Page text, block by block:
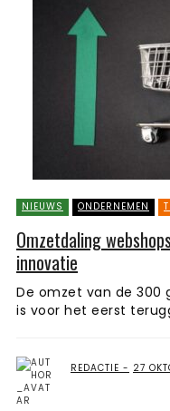
NIEUWS ONDERNEMEN
Omzetdaling
innovatie
De omzet van de 300
is voor het eerst
REDACTIE 27